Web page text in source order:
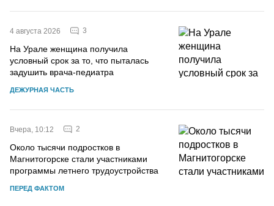
4 августа 2026 3
На Урале женщина получила
условный срок за то, что пыталась
задушить врача-педиатра
ДЕЖУРНАЯ ЧАСТЬ
Вчера, 10:12 2
Около тысячи подростков в
Магнитогорске стали участниками
программы летнего трудоустройства
ПЕРЕД ФАКТОМ